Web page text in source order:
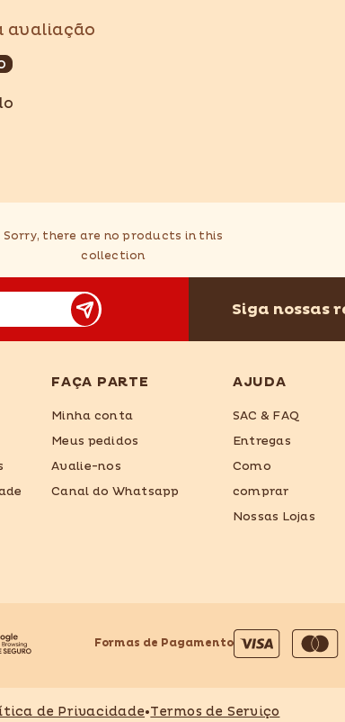
avaliação
Sorry, there are no products in this
collection
Siga nossas
FAÇA PARTE
Minha conta
Meus pedidos
Avalie-nos
Canal do Whatsapp
AJUDA
SAC & FAQ
Entregas
Como
comprar
Nossas Lojas
Formas de Pagamento
de Privacidade•Termos de Serviço